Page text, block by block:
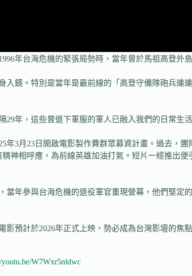
年台海危機的緊張局勢時，當年曾於馬祖高登外
鏡。特別是當年是最前線的「高登守備隊砲兵連
年，這些曾退下軍服的軍人已融入我們的日常生
年3月23日開啟電影製作費群眾募資計畫。過去，
神相呼應，為前線英雄加油打氣。短片一經推出
年參與台海危機的退役軍官重現營幕，他們堅定
預計於2026年正式上映，勢必成為台灣影壇的焦點
youtu.be/W7Wxr5nldwc